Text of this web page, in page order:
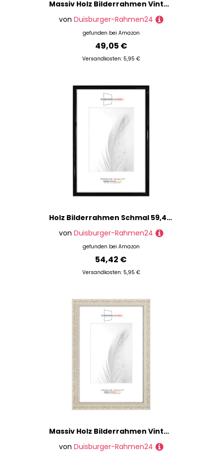
Massiv Holz Bilderrahmen Vintage Retro 50 x 60 cm in Alt-Silber Barock | inkl. bruchsicherer Anti-Reflex Kunstglasscheibe | Rahmen für Poster | Puzzle | Foto collage DR110
von Duisburger-Rahmen24
gefunden bei Amazon
49,05 €
Versandkosten: 5,95 €
Holz Bilderrahmen Schmal 59,4 x 84,1 cm DIN A1 in Schwarz Hochglanz | inkl. bruchsicherer Anti-Reflex Kunstglasscheibe | Rahmen für Poster | Puzzle | Foto collage DR072
von Duisburger-Rahmen24
gefunden bei Amazon
54,42 €
Versandkosten: 5,95 €
Massiv Holz Bilderrahmen Vintage Retro 14,8 x 21 cm DIN A5 in Alt-Weiß Braun | inkl. bruchsicherer Anti-Reflex Kunstglasscheibe | Rahmen für Poster | Puzzle | Foto collage DR091
von Duisburger-Rahmen24